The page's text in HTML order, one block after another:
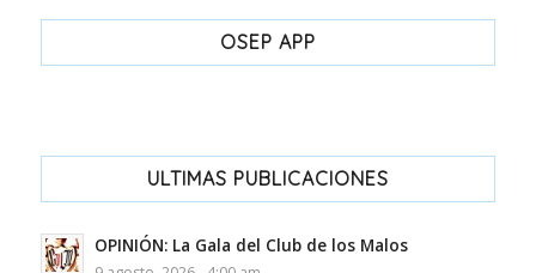
OSEP APP
ULTIMAS PUBLICACIONES
OPINIÓN: La Gala del Club de los Malos